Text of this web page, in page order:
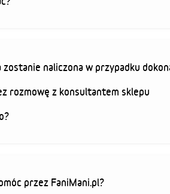
zostanie naliczona w przypadku
rozmowę z konsultantem sklepu
przez FaniMani.pl?